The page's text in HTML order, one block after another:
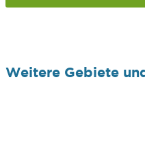
Weitere Gebiete